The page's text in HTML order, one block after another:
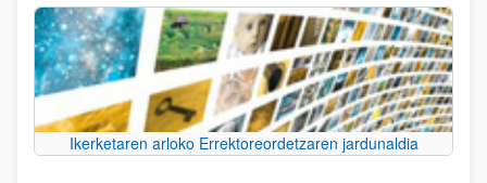
Ikerketaren arloko Errektoreordetzaren jardunaldia